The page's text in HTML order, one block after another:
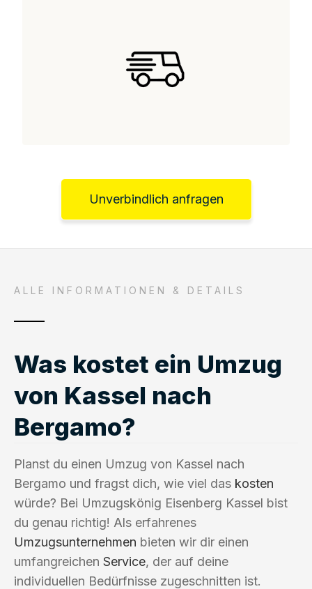
Unverbindlich anfragen
ALLE INFORMATIONEN & DETAILS
Was kostet ein Umzug
von Kassel nach
Bergamo?
Planst du einen Umzug von Kassel nach
Bergamo und fragst dich, wie viel das kosten
würde? Bei Umzugskönig Eisenberg Kassel bist
du genau richtig! Als erfahrenes
Umzugsunternehmen bieten wir dir einen
umfangreichen Service, der auf deine
individuellen Bedürfnisse zugeschnitten ist.